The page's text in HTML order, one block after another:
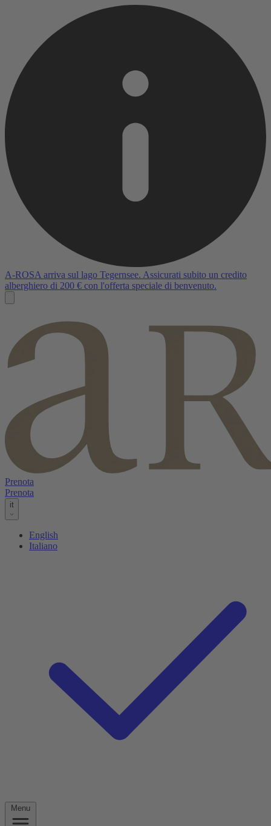
A-ROSA arriva sul lago Tegernsee. Assicurati subito un credito
alberghiero di 200 € con l'offerta speciale di benvenuto.
Prenota
Prenota
it
English
Italiano
Menu